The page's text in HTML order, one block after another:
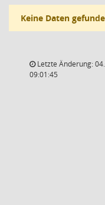
Keine Daten
Letzte Änderung:
09:01:45